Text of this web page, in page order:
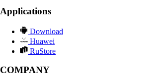
Applications
Download
Huawei
RuStore
COMPANY